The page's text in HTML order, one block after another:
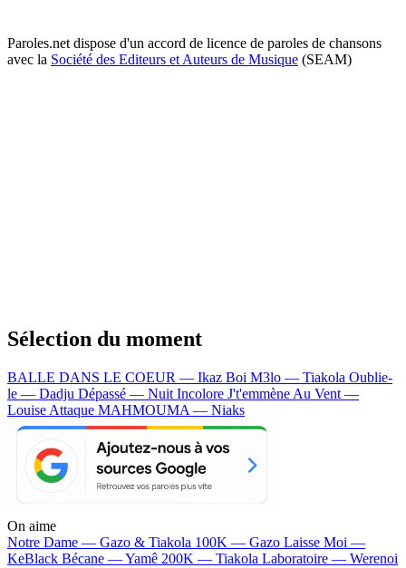
Paroles.net dispose d'un accord de licence de paroles de chansons
avec la Société des Editeurs et Auteurs de Musique (SEAM)
Sélection du moment
BALLE DANS LE COEUR — Ikaz Boi M3lo — Tiakola Oublie-
le — Dadju Dépassé — Nuit Incolore J't'emmène Au Vent —
Louise Attaque MAHMOUMA — Niaks
On aime
Notre Dame — Gazo & Tiakola 100K — Gazo Laisse Moi —
KeBlack Bécane —Yamê 200K — Tiakola Laboratoire — Werenoi